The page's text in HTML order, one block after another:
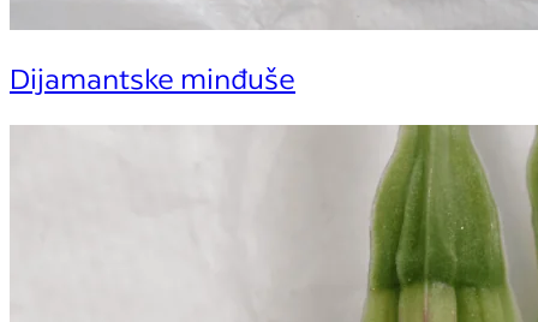
Dijamantske minđuše